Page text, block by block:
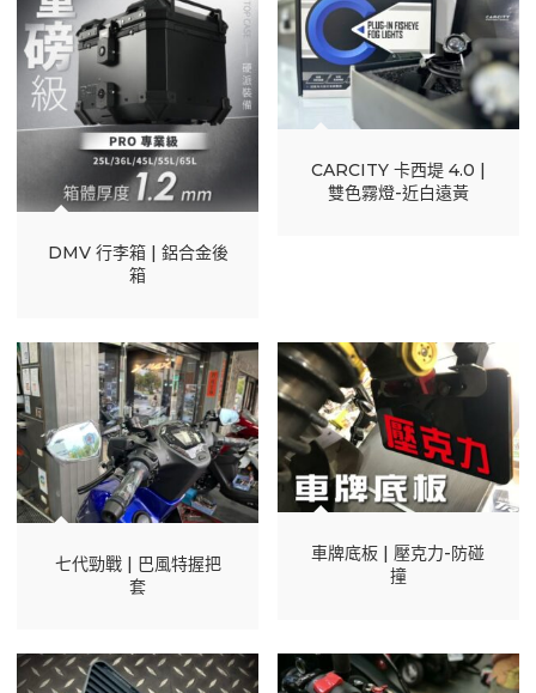
DMV 行李箱 | 鋁合金後
箱
CARCITY 卡西堤 4.0 |
雙色霧燈-近白遠黃
七代勁戰 | 巴風特握把
套
車牌底板 | 壓克力-防碰
撞